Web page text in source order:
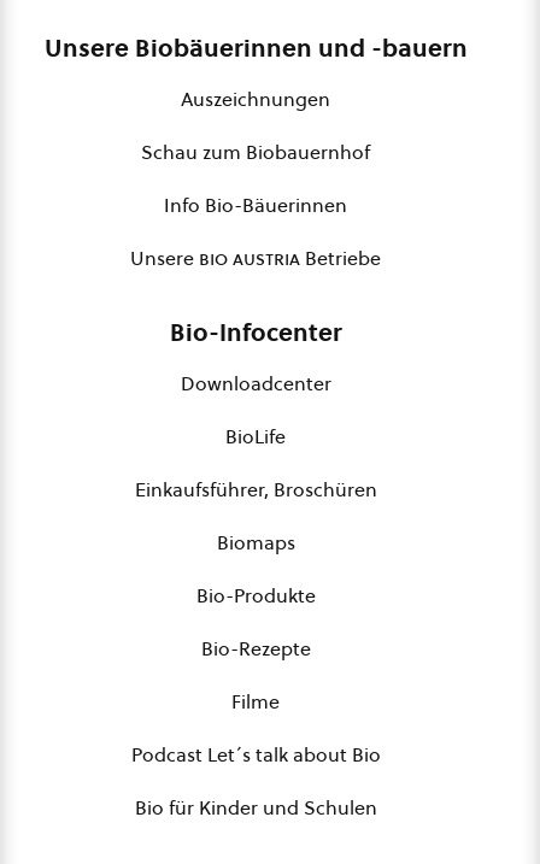
Unsere Biobäuerinnen und -bauern
Auszeichnungen
Schau zum Biobauernhof
Info Bio-Bäuerinnen
Unsere bio austria Betriebe
Bio-Infocenter
Downloadcenter
BioLife
Einkaufsführer, Broschüren
Biomaps
Bio-Produkte
Bio-Rezepte
Filme
Podcast Let´s talk about Bio
Bio für Kinder und Schulen